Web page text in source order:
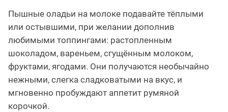
Пышные оладьи на молоке подавайте тёплыми
или остывшими, при желании дополнив
любимыми топпингами: растопленным
шоколадом, вареньем, сгущённым молоком,
фруктами, ягодами. Они получаются необычайно
нежными, слегка сладковатыми на вкус, и
мгновенно пробуждают аппетит румяной
корочкой.